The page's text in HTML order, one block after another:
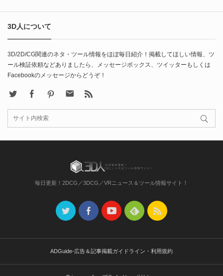
3D人について
3D/2D/CG関連のネタ・ツール情報をほぼ毎日紹介！掲載してほしい情報、ツ
ール検証依頼などありましたら、メッセージボックス、ツイッターもしくは
Facebookのメッセージからどうぞ！
FacebookPinterest Contact
毎日更新！2DCG／3DCG／VRニュース＆ツール情報サイト！
ADGuide-広告＆記事掲載ガイドライン・利用規約